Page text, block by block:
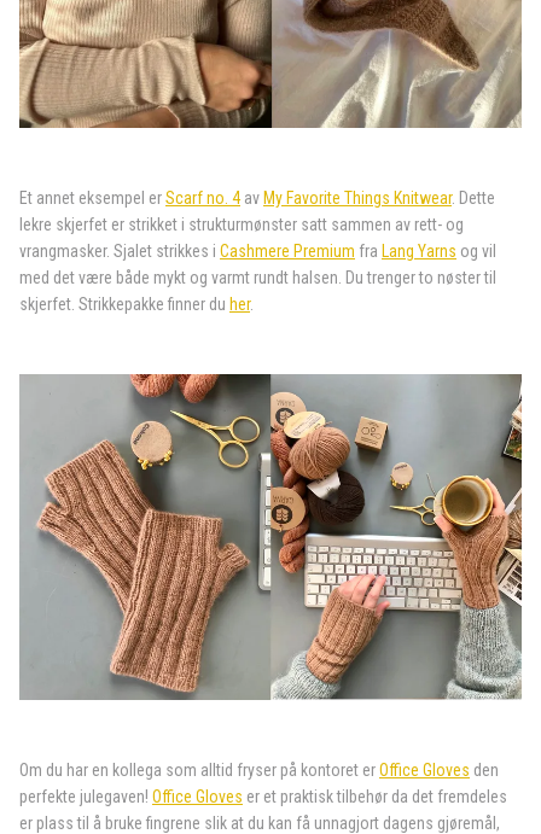
Et annet eksempel erScarf no. 4av My Favorite Things Knitwear. Dette
lekre skjerfet er strikket i strukturmønster satt sammen av rett- og
vrangmasker. Sjalet strikkes i Cashmere Premium fra Lang Yarns og vil
med det være både mykt og varmt rundt halsen. Du trenger to nøster til
skjerfet. Strikkepakke finner du her.
Om du har en kollega som alltid fryser på kontoret erOffice Gloves den
perfekte julegaven! Office Gloves er et praktisk tilbehør da det fremdeles
er plass til å bruke fingrene slik at du kan få unnagjort dagens gjøremål,